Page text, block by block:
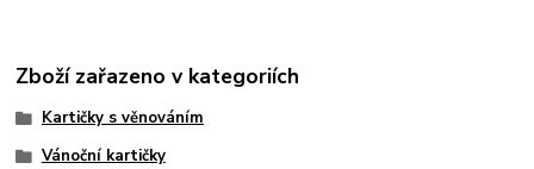
Zboží zařazeno v kategoriích
Kartičky s věnováním
Vánoční kartičky